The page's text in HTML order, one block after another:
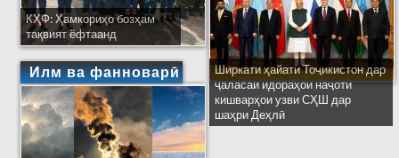
КҲФ: Ҳамкориҳо бозҳам
тақвият ёфтаанд
Илм ва фанноварӣ
Ширкати ҳайати Тоҷикистон дар
ҷаласаи идораҳои наҷоти
кишварҳои узви СҲШ дар
шаҳри Деҳлӣ